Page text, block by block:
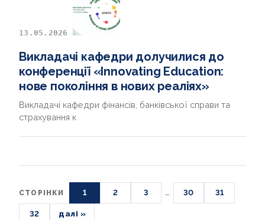
13.05.2026
Викладачі кафедри долучилися до
конференції «Innovating Education:
нове покоління в нових реаліях»
Викладачі кафедри фінансів, банківської справи та
страхування к
СТОРІНКИ 1 2 3 … 30 31
32 далі »